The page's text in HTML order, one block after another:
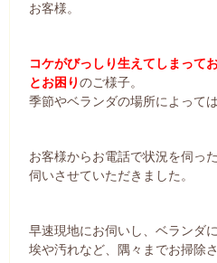
お客様。
コケがびっしり生えてしまって
とお困りのご様子。
季節やベランダの場所によって
お客様からお電話で状況を伺っ
伺いさせていただきました。
早速現地にお伺いし、ベランダ
埃や汚れなど、隅々までお掃除